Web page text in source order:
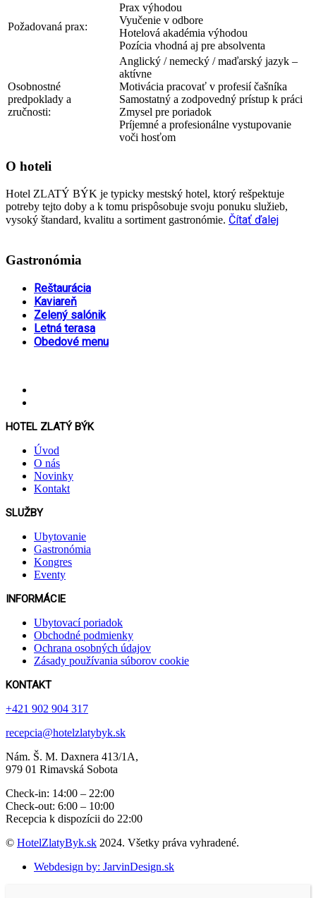
Požadovaná prax:
Prax výhodou
Vyučenie v odbore
Hotelová akadémia výhodou
Pozícia vhodná aj pre absolventa
Osobnostné
predpoklady a
zručnosti:
Anglický / nemecký / maďarský jazyk –
aktívne
Motivácia pracovať v profesií čašníka
Samostatný a zodpovedný prístup k práci
Zmysel pre poriadok
Príjemné a profesionálne vystupovanie
voči hosťom
O hoteli
Hotel ZLATÝ BÝK je typicky mestský hotel, ktorý rešpektuje
potreby tejto doby a k tomu prispôsobuje svoju ponuku služieb,
vysoký štandard, kvalitu a sortiment gastronómie. Čítať ďalej
Gastronómia
Reštaurácia
Kaviareň
Zelený salónik
Letná terasa
Obedové menu
HOTEL ZLATÝ BÝK
Úvod
O nás
Novinky
Kontakt
SLUŽBY
Ubytovanie
Gastronómia
Kongres
Eventy
INFORMÁCIE
Ubytovací poriadok
Obchodné podmienky
Ochrana osobných údajov
Zásady používania súborov cookie
KONTAKT
+421 902 904 317
recepcia@hotelzlatybyk.sk
Nám. Š. M. Daxnera 413 /1A,
979 01 Rimavská Sobota
Check-in: 14:00 – 22:00
Check-out: 6:00 – 10:00
Recepcia k dispozícii do 22:00
© HotelZlatyByk.sk 2024. Všetky práva vyhradené.
Webdesign by: JarvinDesign.sk